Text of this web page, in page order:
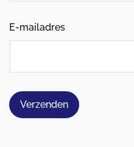
E-mailadres
Verzenden